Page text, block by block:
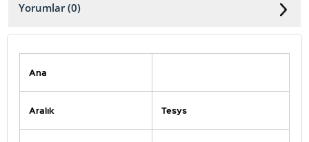
Yorumlar (0)
Ana
Aralık Tesys